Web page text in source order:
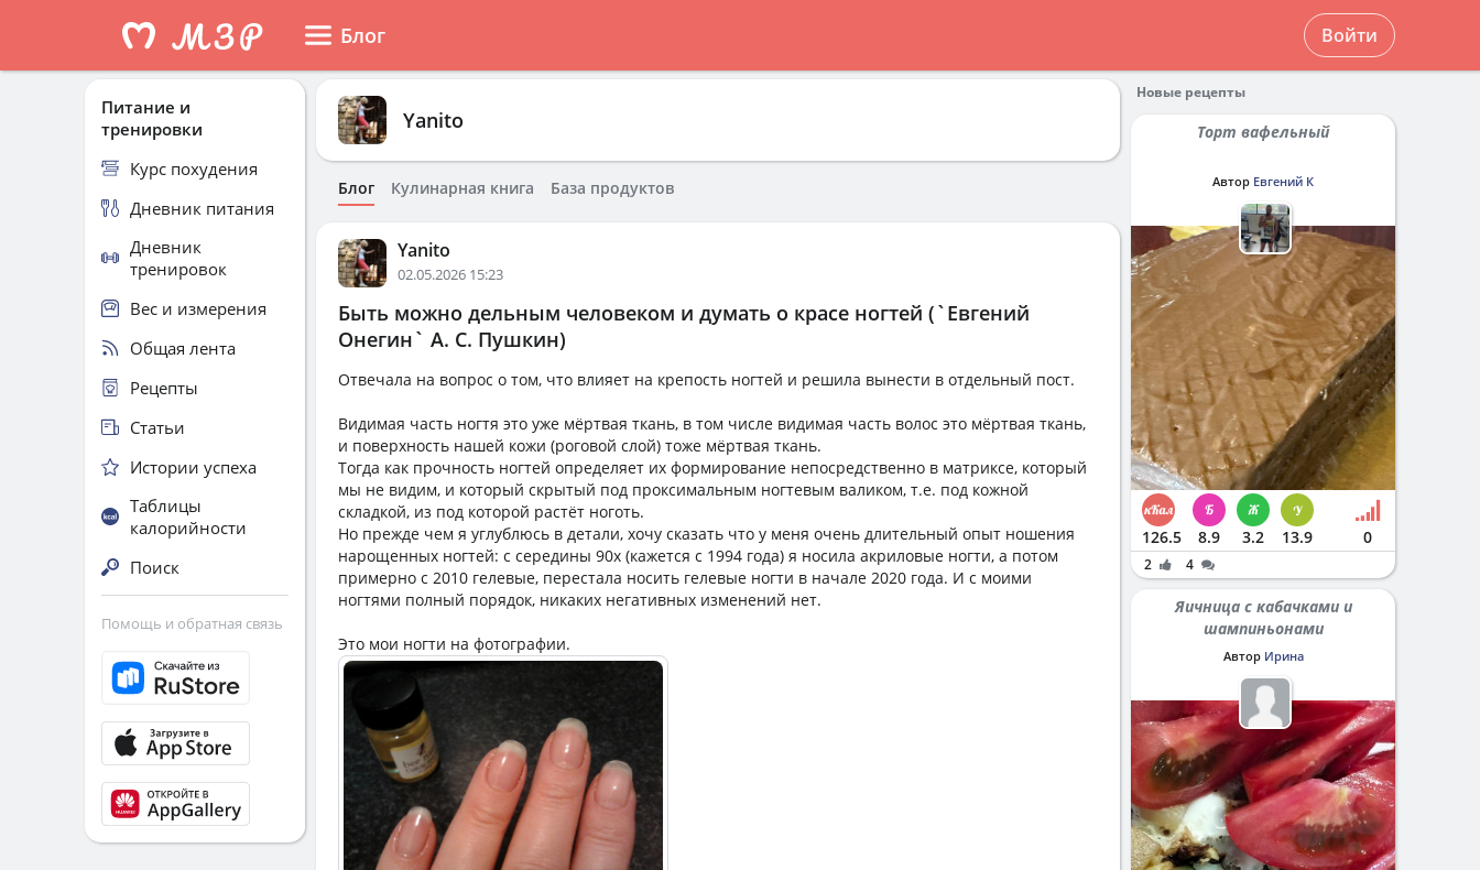
Блог Войти
Yanito
Блог Кулинарная книга База продуктов
Yanito
02.05.2026 15:23
Быть можно дельным человеком и думать о красе ногтей (`Евгений
Онегин` А. С. Пушкин)
Отвечала на вопрос о том, что влияет на крепость ногтей и решила вынести в отдельный пост.
Видимая часть ногтя это уже мёртвая ткань, в том числе видимая часть волос это мёртвая ткань,
и поверхность нашей кожи (роговой слой) тоже мёртвая ткань.
Тогда как прочность ногтей определяет их формирование непосредственно в матриксе, который
мы не видим, и который скрытый под проксимальным ногтевым валиком, т.е. под кожной
складкой, из под которой растёт ноготь.
Но прежде чем я углублюсь в детали, хочу сказать что у меня очень длительный опыт ношения
нарощенных ногтей: с середины 90х (кажется с 1994 года) я носила акриловые ногти, а потом
примерно с 2010 гелевые, перестала носить гелевые ногти в начале 2020 года. И с моими
ногтями полный порядок, никаких негативных изменений нет.
Это мои ногти на фотографии.
Питание и
тренировки
Курс похудения
Дневник питания
Дневник
тренировок
Вес и измерения
Общая лента
Рецепты
Статьи
Истории успеха
Таблицы
калорийности
Поиск
Помощь и обратная связь
Новые рецепты
Торт вафельный
Автор Евгений К
126.5 8.9 3.2 13.9 0
2 4
Яичница с кабачками и
шампиньонами
Автор Ирина